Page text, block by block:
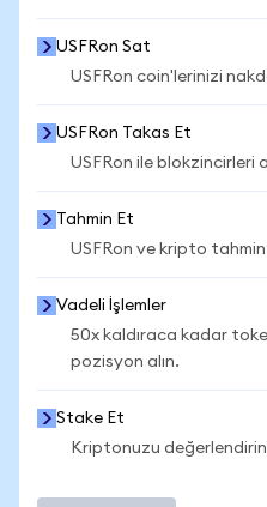
USFRon Sat
USFRon coin'lerinizi
USFRon Takas Et
USFRon ile blokzincirleri
Tahmin Et
USFRon ve kripto
Vadeli İşlemler
50x kaldıraca kadar
pozisyon alın.
Stake Et
Kriptonuzu